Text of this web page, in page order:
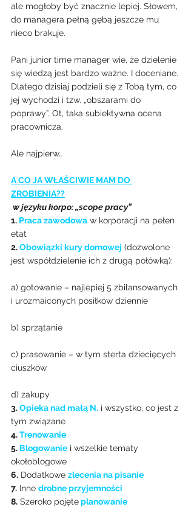
ale mogłoby być znacznie lepiej. Słowem,
do managera pełną gębą jeszcze mu
nieco brakuje.
Pani junior time manager wie, że dzielenie
się wiedzą jest bardzo ważne. I doceniane.
Dlatego dzisiaj podzieli się z Tobą tym, co
jej wychodzi i tzw. „obszarami do
poprawy”. Ot, taka subiektywna ocena
pracownicza.
Ale najpierw…
A CO JA WŁAŚCIWIE MAM DO
ZROBIENIA??
w języku korpo: „scope pracy”
1. Praca zawodowa w korporacji na pełen
etat
2. Obowiązki kury domowej (dozwolone
jest współdzielenie ich z drugą połówką):
a) gotowanie – najlepiej 5 zbilansowanych
i urozmaiconych posiłków dziennie
b) sprzątanie
c) prasowanie – w tym sterta dziecięcych
ciuszków
d) zakupy
3. Opieka nad małą N. i wszystko, co jest z
tym związane
4. Trenowanie
5. Blogowanie i wszelkie tematy
okołoblogowe
6. Dodatkowe zlecenia na pisanie
7. Inne drobne przyjemności
8. Szeroko pojęte planowanie